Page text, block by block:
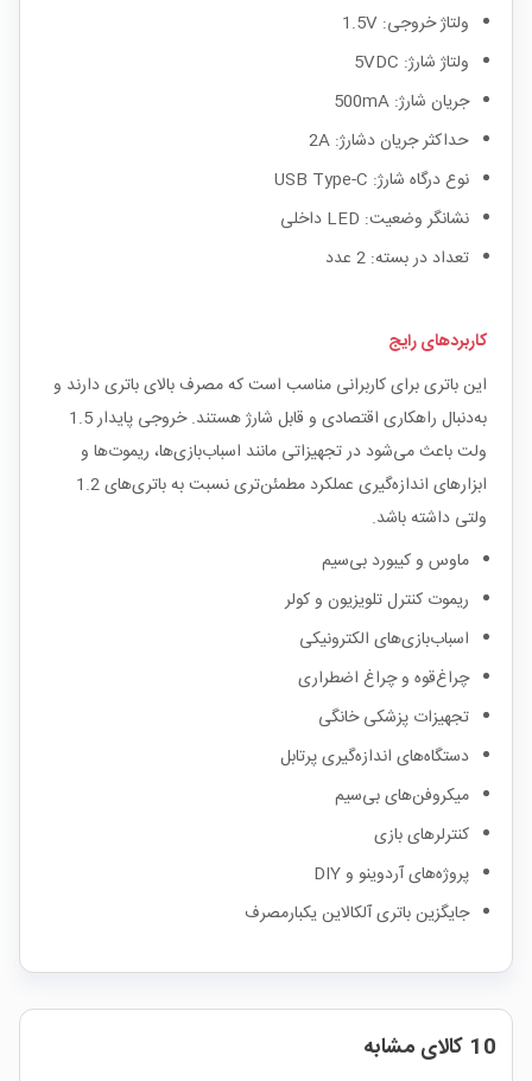
ولتاژ خروجی: 1.5V
ولتاژ شارژ: 5VDC
جریان شارژ: 500mA
حداکثر جریان دشارژ: 2A
نوع درگاه شارژ: USB Type-C
نشانگر وضعیت: LED داخلی
تعداد در بسته: 2 عدد
کاربردهای رایج
این باتری برای کاربرانی مناسب است که مصرف بالای باتری دارند و
به‌دنبال راهکاری اقتصادی و قابل شارژ هستند. خروجی پایدار 1.5
ولت باعث می‌شود در تجهیزاتی مانند اسباب‌بازی‌ها، ریموت‌ها و
ابزارهای اندازه‌گیری عملکرد مطمئن‌تری نسبت به باتری‌های 1.2
ولتی داشته باشد.
ماوس و کیبورد بی‌سیم
ریموت کنترل تلویزیون و کولر
اسباب‌بازی‌های الکترونیکی
چراغ‌قوه و چراغ اضطراری
تجهیزات پزشکی خانگی
دستگاه‌های اندازه‌گیری پرتابل
میکروفن‌های بی‌سیم
کنترلرهای بازی
پروژه‌های آردوینو و DIY
جایگزین باتری آلکالاین یکبارمصرف
10 کالای مشابه